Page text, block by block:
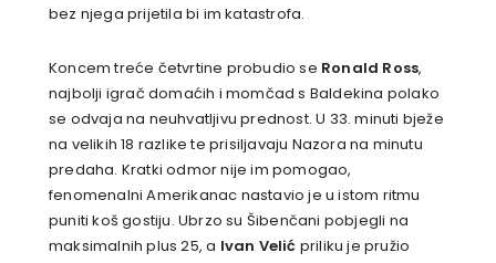
bez njega prijetila bi im katastrofa.
Koncem treće četvrtine probudio se Ronald Ross,
najbolji igrač domaćih i momčad s Baldekina polako
se odvaja na neuhvatljivu prednost. U 33. minuti bježe
na velikih 18 razlike te prisiljavaju Nazora na minutu
predaha. Kratki odmor nije im pomogao,
fenomenalni Amerikanac nastavio je u istom ritmu
puniti koš gostiju. Ubrzo su Šibenčani pobjegli na
maksimalnih plus 25, a Ivan Velić priliku je pružio